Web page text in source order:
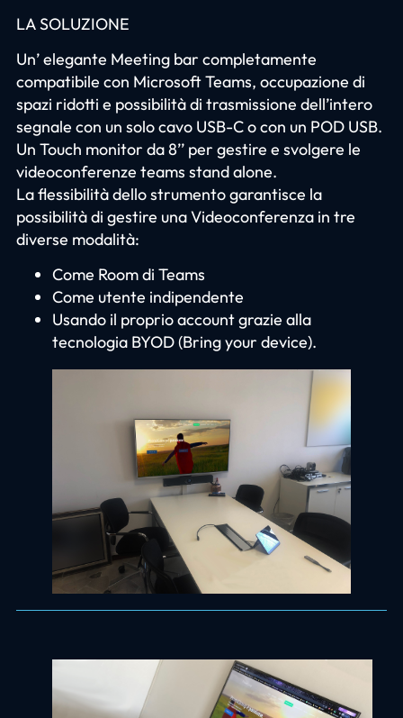
LA SOLUZIONE
Un’ elegante Meeting bar completamente
compatibile con Microsoft Teams, occupazione di
spazi ridotti e possibilità di trasmissione dell’intero
segnale con un solo cavo USB-C o con un POD USB.
Un Touch monitor da 8’’ per gestire e svolgere le
videoconferenze teams stand alone.
La flessibilità dello strumento garantisce la
possibilità di gestire una Videoconferenza in tre
diverse modalità:
Come Room di Teams
Come utente indipendente
Usando il proprio account grazie alla
tecnologia BYOD (Bring your device).